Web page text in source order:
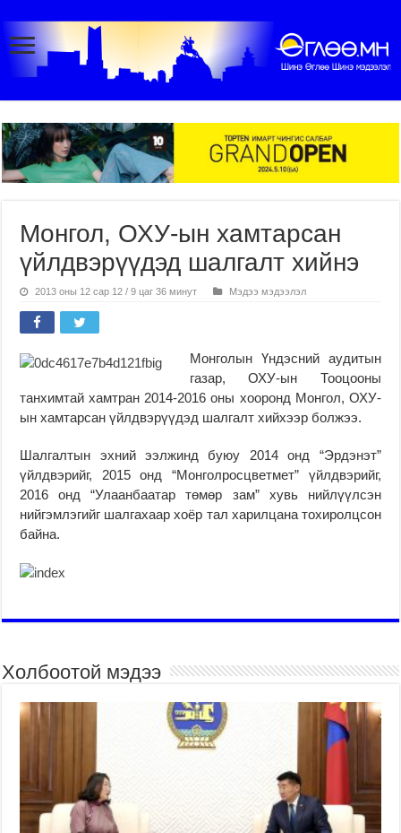
Монгол, ОХУ-ын хамтарсан
үйлдвэрүүдэд шалгалт хийнэ
2013 оны 12 сар 12 / 9 цаг 36 минут Мэдээ мэдээлэл
Монголын Үндэсний аудитын
газар, ОХУ-ын Тооцооны
танхимтай хамтран 2014-2016 оны хооронд Монгол, ОХУ-
ын хамтарсан үйлдвэрүүдэд шалгалт хийхээр болжээ.
Шалгалтын эхний ээлжинд буюу 2014 онд “Эрдэнэт”
үйлдвэрийг, 2015 онд “Монголросцветмет” үйлдвэрийг,
2016 онд “Улаанбаатар төмөр зам” хувь нийлүүлсэн
нийгэмлэгийг шалгахаар хоёр тал харилцана тохиролцсон
байна.
Холбоотой мэдээ